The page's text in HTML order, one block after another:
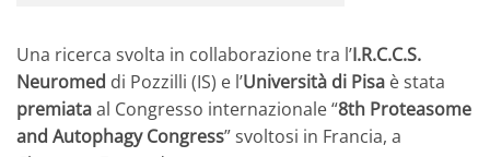
Una ricerca svolta in collaborazione tra l’I.R.C.C.S.
Neuromed di Pozzilli (IS) e l’Università di Pisa è stata
premiataal Congresso internazionale “8th Proteasome
and Autophagy Congress” svoltosi in Francia, a